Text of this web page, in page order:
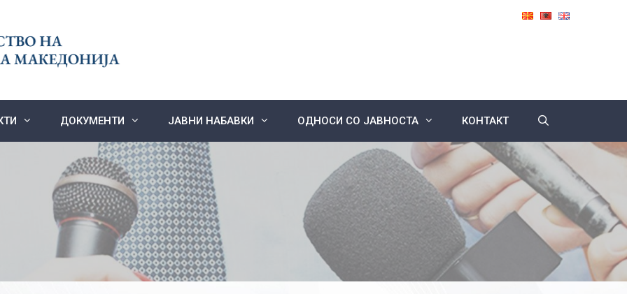
ДОКУМЕНТИ ЈАВНИ НАБАВКИ ОДНОСИ СО ЈАВНОСТА КОНТАКТ